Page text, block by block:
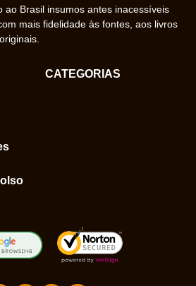
ao Brasil insumos antes inacessíveis
mais fidelidade às fontes, aos livros
CATEGORIAS